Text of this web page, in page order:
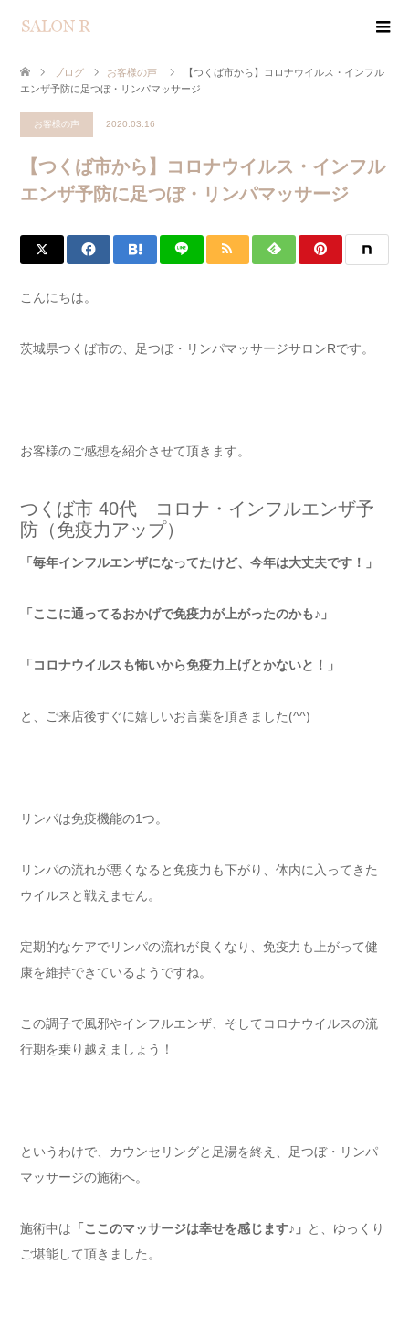
ブログ お客様の声
【つくば市から】コロナウイルス・インフル
エンザ予防に足つぼ・リンパマッサージ
お客様の声 2020.03.16
【つくば市から】コロナウイルス・インフル
エンザ予防に足つぼ・リンパマッサージ
こんにちは。
茨城県つくば市の、足つぼ・リンパマッサージサロンRです。
お客様のご感想を紹介させて頂きます。
つくば市 40代 コロナ・インフルエンザ予
防（免疫力アップ）
「毎年インフルエンザになってたけど、今年は大丈夫です！」
「ここに通ってるおかげで免疫力が上がったのかも♪」
「コロナウイルスも怖いから免疫力上げとかないと！」
と、ご来店後すぐに嬉しいお言葉を頂きました(^^)
リンパは免疫機能の1つ。
リンパの流れが悪くなると免疫力も下がり、体内に入ってきた
ウイルスと戦えません。
定期的なケアでリンパの流れが良くなり、免疫力も上がって健
康を維持できているようですね。
この調子で風邪やインフルエンザ、そしてコロナウイルスの流
行期を乗り越えましょう！
というわけで、カウンセリングと足湯を終え、足つぼ・リンパ
マッサージの施術へ。
施術中は 「ここのマッサージは幸せを感じます♪」 と、ゆっくり
ご堪能して頂きました。